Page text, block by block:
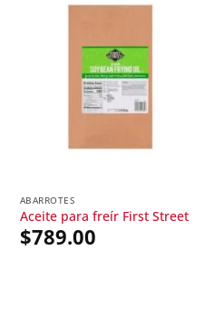
ABARROTES
Aceite para freír First Street
$789.00